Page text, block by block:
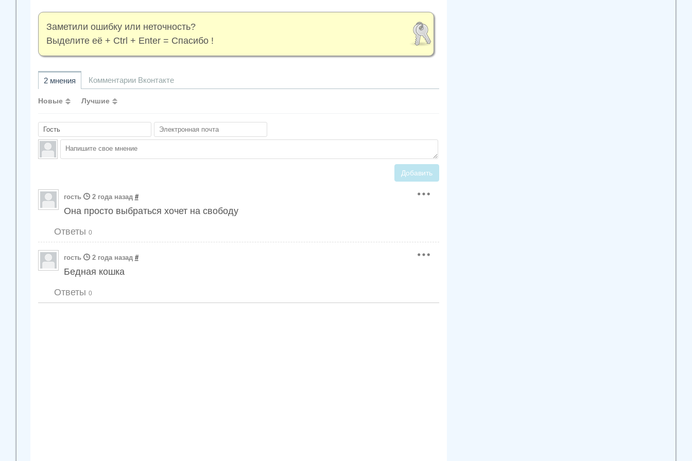
Заметили ошибку или неточность?
Выделите её + Ctrl + Enter = Спасибо !
2 мнения Комментарии Вконтакте
Новые Лучшие
Добавить
гость 2 года назад #
Она просто выбраться хочет на свободу
Ответы 0
гость 2 года назад #
Бедная кошка
Ответы 0